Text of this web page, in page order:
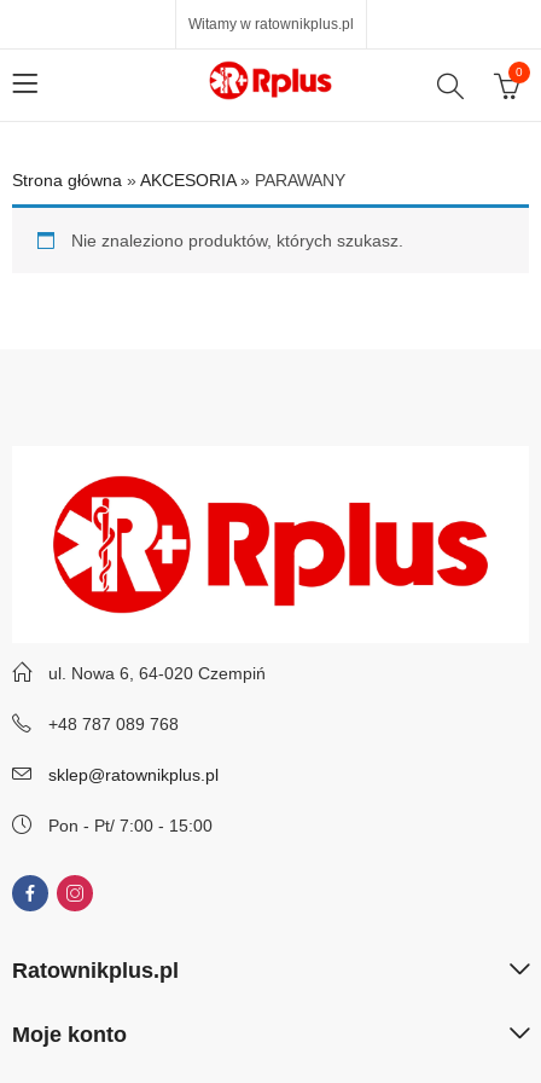
Witamy w ratownikplus.pl
0
Strona główna »AKCESORIA» PARAWANY
Nie znaleziono produktów, których szukasz.
ul. Nowa 6, 64-020 Czempiń
+48 787 089 768
sklep@ratownikplus.pl
Pon - Pt/ 7:00 - 15:00
Ratownikplus.pl
Moje konto